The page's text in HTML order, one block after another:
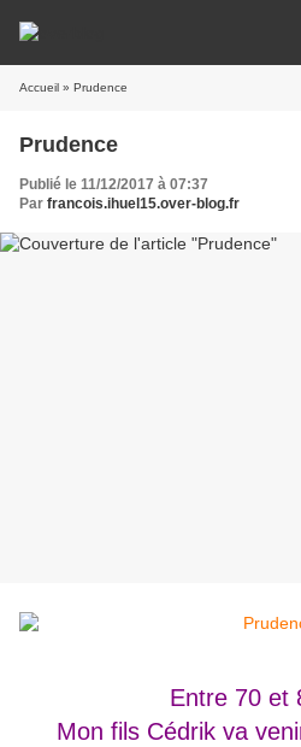
Accueil » Prudence
Prudence
Publié le 11/12/2017 à 07:37
Par francois.ihuel15.over-blog.fr
Entre 70 et
Mon fils Cédrik va